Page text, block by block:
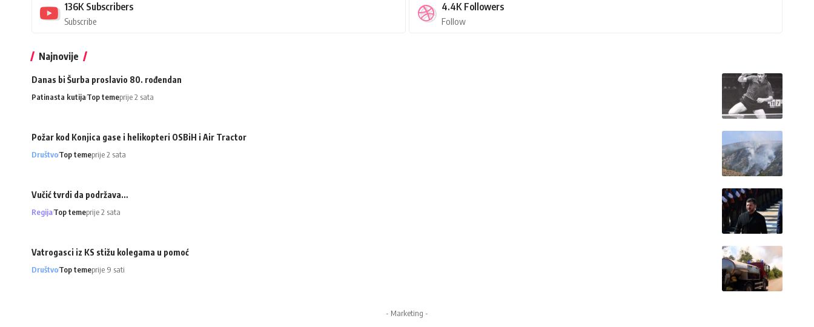
136K Subscribers
Subscribe
4.4K Followers
Follow
Najnovije
Danas bi Šurba proslavio 80. rođendan
Patinasta kutijaTop temeprije 2 sata
Požar kod Konjica gase i helikopteri OSBiH i Air Tractor
DruštvoTop temeprije 2 sata
Vučić tvrdi da podržava…
RegijaTop temeprije 2 sata
Vatrogasci iz KS stižu kolegama u pomoć
DruštvoTop temeprije 9 sati
- Marketing -